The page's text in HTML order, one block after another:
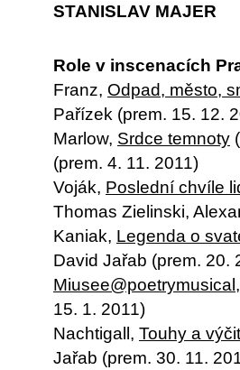
STANISLAV MAJER
Role v inscenacích
Franz, Odpad, město,
Pařízek (prem. 15. 12.
Marlow, Srdce temnoty
(prem. 4. 11. 2011)
Voják, Poslední chvíle
Thomas Zielinski,
Kaniak, Legenda o
David Jařab (prem. 20.
Miusee@poetrymusical
15. 1. 2011)
Nachtigall, Touhy a
Jařab (prem. 30. 11.